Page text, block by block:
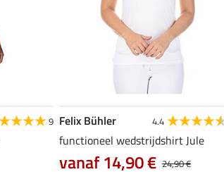
9 Felix Bühler 4.4
functioneel wedstrijdshirt Jule
24,90 €
vanaf 14,90 €